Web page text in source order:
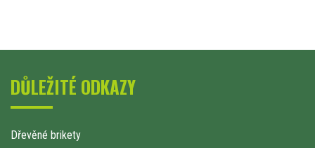
DŮLEŽITÉ ODKAZY
Dřevěné brikety